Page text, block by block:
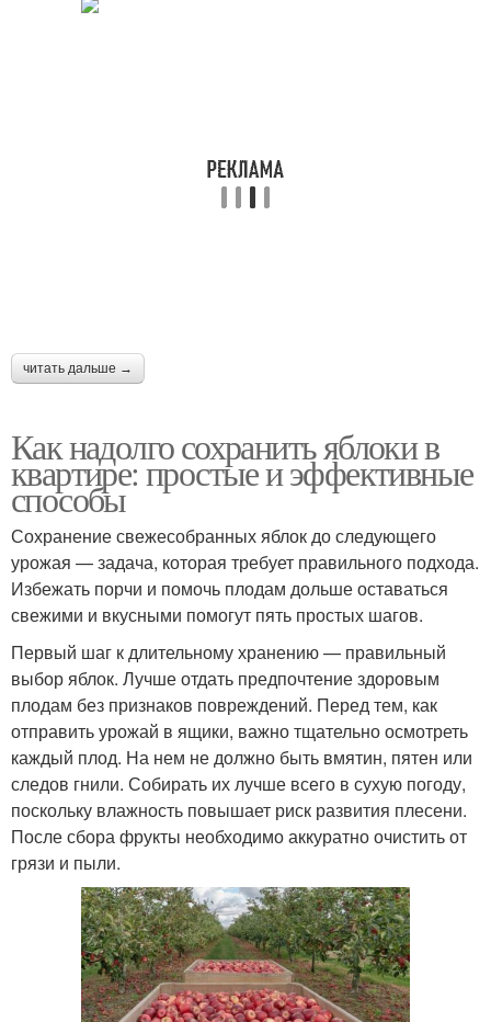
читать дальше →
Как надолго сохранить яблоки в
квартире: простые и эффективные
способы
Сохранение свежесобранных яблок до следующего
урожая — задача, которая требует правильного подхода.
Избежать порчи и помочь плодам дольше оставаться
свежими и вкусными помогут пять простых шагов.
Первый шаг к длительному хранению — правильный
выбор яблок. Лучше отдать предпочтение здоровым
плодам без признаков повреждений. Перед тем, как
отправить урожай в ящики, важно тщательно осмотреть
каждый плод. На нем не должно быть вмятин, пятен или
следов гнили. Собирать их лучше всего в сухую погоду,
поскольку влажность повышает риск развития плесени.
После сбора фрукты необходимо аккуратно очистить от
грязи и пыли.